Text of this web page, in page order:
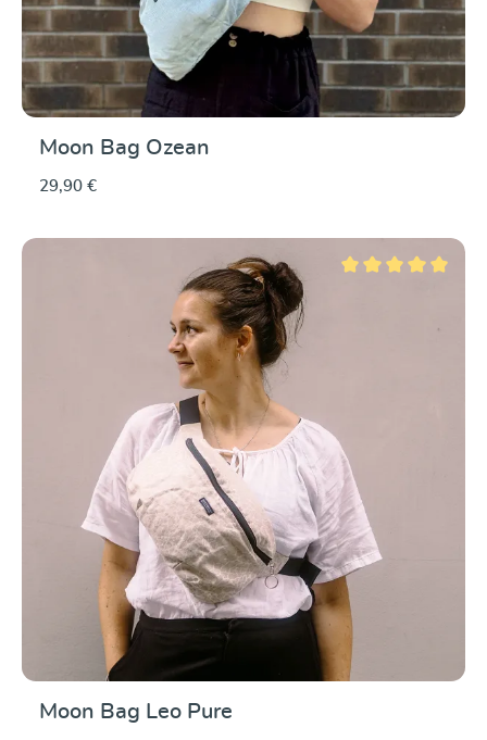
Moon Bag Ozean
29,90 €
Moon Bag Leo Pure